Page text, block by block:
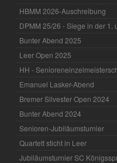
HBMM 2026-Auschreibung
DPMM 25/26 - Siege in der 1.
Bunter Abend 2025
Leer Open 2025
HH -
Emanuel Lasker-Abend
Bremer Silvester Open 2024
Bunter Abend 2024
Senioren-Jubiläumsturnier
Quartett sticht in Leer
Jubiläumsturnier SC